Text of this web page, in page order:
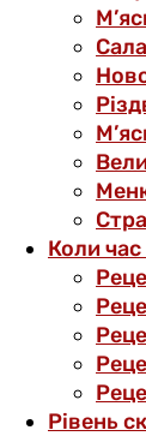
Коли
Рівень